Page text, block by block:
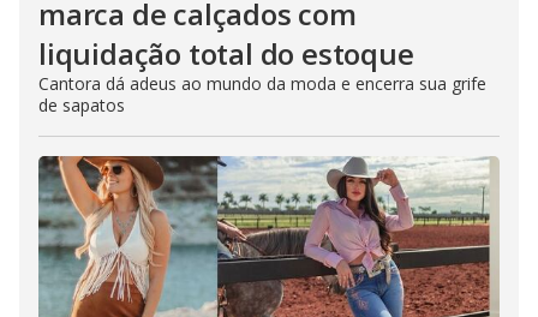
marca de calçados com
liquidação total do estoque
Cantora dá adeus ao mundo da moda e encerra sua grife
de sapatos